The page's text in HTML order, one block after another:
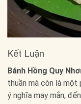
Kết Luận
Bánh Hồng Quy
thuần mà còn là một
ý nghĩa may mắn,